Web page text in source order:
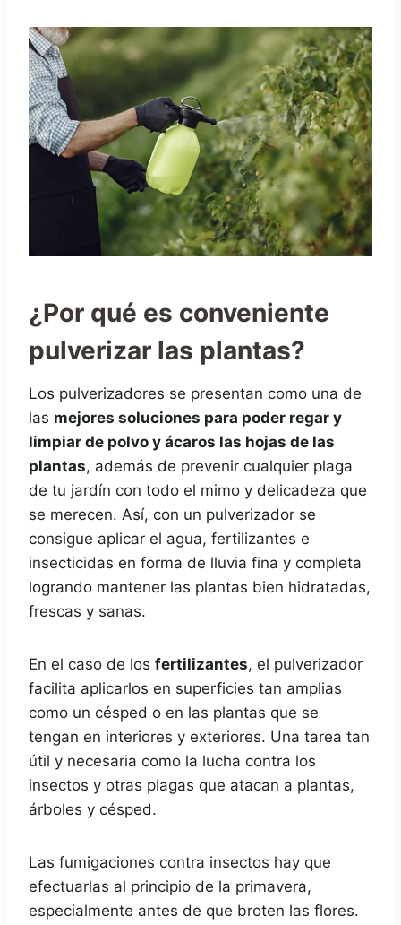
¿Por qué es conveniente
pulverizar las plantas?
Los pulverizadores se presentan como una de
las mejores soluciones para poder regar y
limpiar de polvo y ácaros las hojas de las
plantas, además de prevenir cualquier plaga
de tu jardín con todo el mimo y delicadeza que
se merecen. Así, con un pulverizador se
consigue aplicar el agua, fertilizantes e
insecticidas en forma de lluvia fina y completa
logrando mantener las plantas bien hidratadas,
frescas y sanas.
En el caso de los fertilizantes, el pulverizador
facilita aplicarlos en superficies tan amplias
como un césped o en las plantas que se
tengan en interiores y exteriores. Una tarea tan
útil y necesaria como la lucha contra los
insectos y otras plagas que atacan a plantas,
árboles y césped.
Las fumigaciones contra insectos hay que
efectuarlas al principio de la primavera,
especialmente antes de que broten las flores.